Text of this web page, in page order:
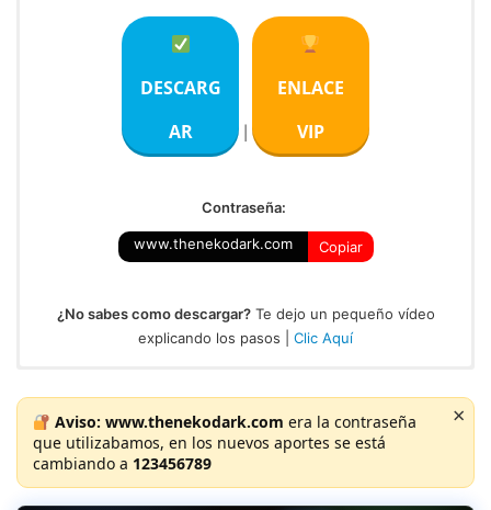
DESCARG
AR
ENLACE
VIP
Contraseña:
www.thenekodark.com Copiar
¿No sabes como descargar?Te dejo un pequeño vídeo
explicando los pasos | Clic Aquí
Aviso: www.thenekodark.com era la contraseña
que utilizabamos, en los nuevos aportes se está
cambiando a 123456789
×